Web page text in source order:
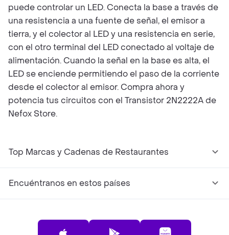
puede controlar un LED. Conecta la base a través de
una resistencia a una fuente de señal, el emisor a
tierra, y el colector al LED y una resistencia en serie,
con el otro terminal del LED conectado al voltaje de
alimentación. Cuando la señal en la base es alta, el
LED se enciende permitiendo el paso de la corriente
desde el colector al emisor. Compra ahora y
potencia tus circuitos con el Transistor 2N2222A de
Nefox Store.
Top Marcas y Cadenas de Restaurantes
Encuéntranos en estos países